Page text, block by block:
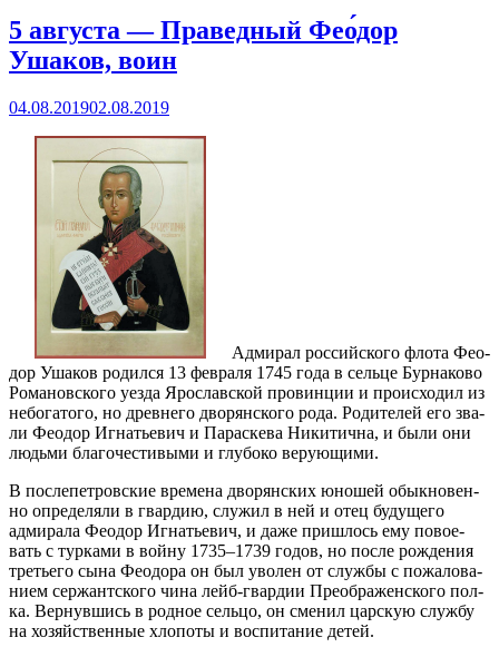
5 августа — Праведный Фео́дор
Ушаков, воин
04.08.201902.08.2019
Адми­рал рос­сий­ско­го фло­та Фе­о­
дор Уша­ков ро­дил­ся 13 фев­ра­ля 1745 го­да в сель­це Бур­на­ко­во
Ро­ма­нов­ско­го уез­да Яро­слав­ской про­вин­ции и про­ис­хо­дил из
небо­га­то­го, но древ­не­го дво­рян­ско­го ро­да. Ро­ди­те­лей его зва­
ли Фе­о­дор Иг­на­тье­вич и Па­рас­ке­ва Ни­ки­тич­на, и бы­ли они
людь­ми бла­го­че­сти­вы­ми и глу­бо­ко ве­ру­ю­щи­ми.
В по­сле­пет­ров­ские вре­ме­на дво­рян­ских юно­шей обык­но­вен­
но опре­де­ля­ли в гвар­дию, слу­жил в ней и отец бу­ду­ще­го
адми­ра­ла Фе­о­дор Иг­на­тье­вич, и да­же при­шлось ему по­во­е­
вать с тур­ка­ми в вой­ну 1735–1739 го­дов, но по­сле рож­де­ния
тре­тье­го сы­на Фе­о­до­ра он был уво­лен от служ­бы с по­жа­ло­ва­
ни­ем сер­жант­ско­го чи­на лейб-гвар­дии Пре­об­ра­жен­ско­го пол­
ка. Вер­нув­шись в род­ное сель­цо, он сме­нил цар­скую служ­бу
на хо­зяй­ствен­ные хло­по­ты и вос­пи­та­ние де­тей.